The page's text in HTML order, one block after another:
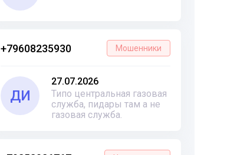
+79608235930 Мошенники
ДИ
27.07.2026
Типо центральная газовая
служба, пидары там а не
газовая служба.